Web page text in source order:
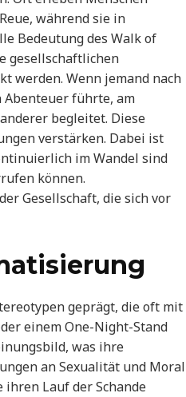
während sie in
Bedeutung des Walk of
gesellschaftlichen
werden. Wenn jemand nach
Abenteuer führte, am
begleitet. Diese
verstärken. Dabei ist
im Wandel sind
können.
Gesellschaft, die sich vor
geprägt, die oft mit
einem One-Night-Stand
was ihre
an Sexualität und Moral
Lauf der Schande